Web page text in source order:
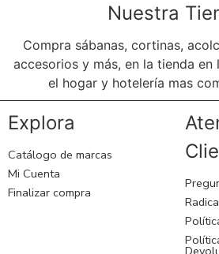
Nuestra
Compra sábanas, cortinas,
accesorios y más, en la tienda en
el hogar y hotelería mas
Explora
Catálogo de marcas
Mi Cuenta
Finalizar compra